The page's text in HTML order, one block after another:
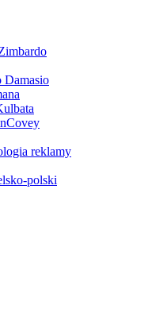
Damasio
reklamy
polski